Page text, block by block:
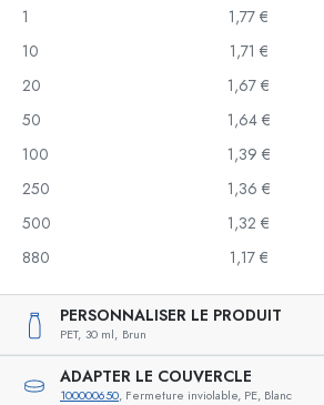
1
1,77 €
10
1,71 €
20
1,67 €
50
1,64 €
100
1,39 €
250
1,36 €
500
1,32 €
880
1,17 €
PERSONNALISER LE PRODUIT
PET, 30 ml, Brun
ADAPTER LE COUVERCLE
100000650, Fermeture inviolable, PE, Blanc